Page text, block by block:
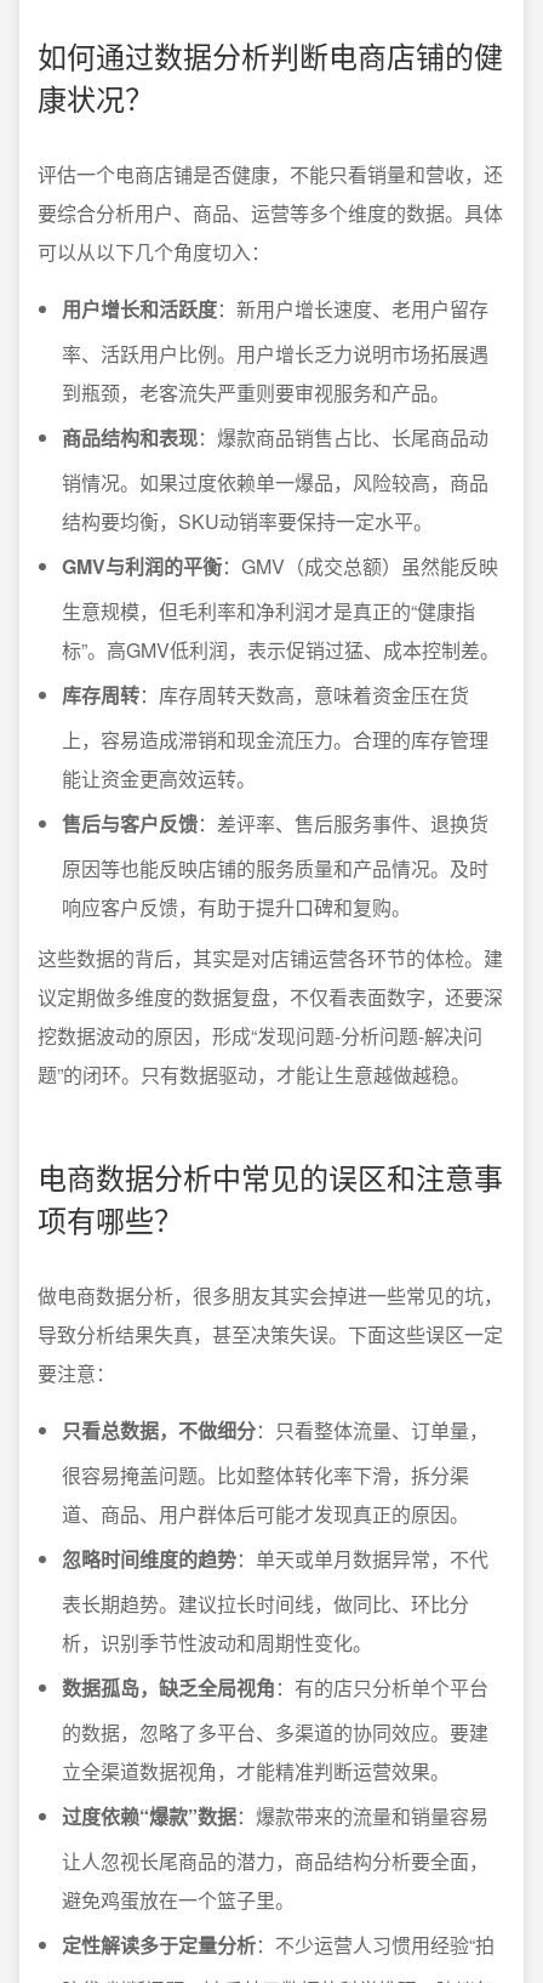
如何通过数据分析判断电商店铺的健
康状况？
评估一个电商店铺是否健康，不能只看销量和营收，还
要综合分析用户、商品、运营等多个维度的数据。具体
可以从以下几个角度切入：
用户增长和活跃度：新用户增长速度、老用户留存
率、活跃用户比例。用户增长乏力说明市场拓展遇
到瓶颈，老客流失严重则要审视服务和产品。
商品结构和表现：爆款商品销售占比、长尾商品动
销情况。如果过度依赖单一爆品，风险较高，商品
结构要均衡，SKU动销率要保持一定水平。
GMV与利润的平衡：GMV（成交总额）虽然能反映
生意规模，但毛利率和净利润才是真正的“健康指
标”。高GMV低利润，表示促销过猛、成本控制差。
库存周转：库存周转天数高，意味着资金压在货
上，容易造成滞销和现金流压力。合理的库存管理
能让资金更高效运转。
售后与客户反馈：差评率、售后服务事件、退换货
原因等也能反映店铺的服务质量和产品情况。及时
响应客户反馈，有助于提升口碑和复购。
这些数据的背后，其实是对店铺运营各环节的体检。建
议定期做多维度的数据复盘，不仅看表面数字，还要深
挖数据波动的原因，形成“发现问题-分析问题-解决问
题”的闭环。只有数据驱动，才能让生意越做越稳。
电商数据分析中常见的误区和注意事
项有哪些？
做电商数据分析，很多朋友其实会掉进一些常见的坑，
导致分析结果失真，甚至决策失误。下面这些误区一定
要注意：
只看总数据，不做细分：只看整体流量、订单量，
很容易掩盖问题。比如整体转化率下滑，拆分渠
道、商品、用户群体后可能才发现真正的原因。
忽略时间维度的趋势：单天或单月数据异常，不代
表长期趋势。建议拉长时间线，做同比、环比分
析，识别季节性波动和周期性变化。
数据孤岛，缺乏全局视角：有的店只分析单个平台
的数据，忽略了多平台、多渠道的协同效应。要建
立全渠道数据视角，才能精准判断运营效果。
过度依赖“爆款”数据：爆款带来的流量和销量容易
让人忽视长尾商品的潜力，商品结构分析要全面，
避免鸡蛋放在一个篮子里。
定性解读多于定量分析：不少运营人习惯用经验“拍